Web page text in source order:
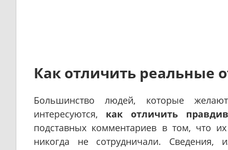
Как отличить реальные
Большинство людей, которые
интересуются, как отличить
подставных комментариев в том, что
никогда не сотрудничали. Сведения,